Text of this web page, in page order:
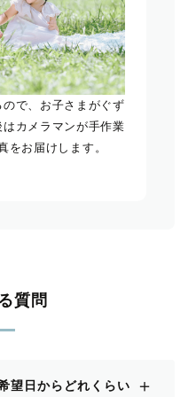
で、お子さまがぐず
カメラマンが手作業
をお届けします。
質問
望日からどれくらい
＋